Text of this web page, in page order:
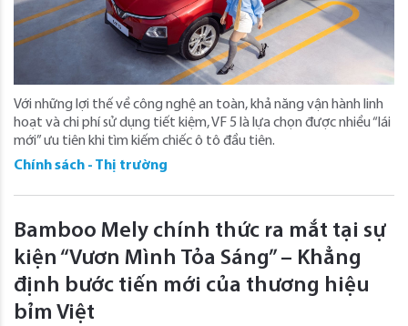
Với những lợi thế về công nghệ an toàn, khả năng vận hành linh
hoạt và chi phí sử dụng tiết kiệm, VF 5 là lựa chọn được nhiều “lái
mới” ưu tiên khi tìm kiếm chiếc ô tô đầu tiên.
Chính sách - Thị trường
Bamboo Mely chính thức ra mắt tại sự
kiện “Vươn Mình Tỏa Sáng” – Khẳng
định bước tiến mới của thương hiệu
bỉm Việt